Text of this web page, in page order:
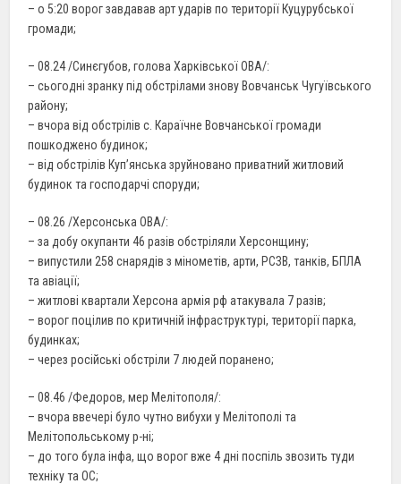
– о 5:20 ворог завдавав арт ударів по території Куцурубської
громади;
– 08.24 /Синєгубов, голова Харківської ОВА/:
– сьогодні зранку під обстрілами знову Вовчанськ Чугуївського
району;
– вчора від обстрілів с. Караїчне Вовчанської громади
пошкоджено будинок;
– від обстрілів Куп’янська зруйновано приватний житловий
будинок та господарчі споруди;
– 08.26 /Херсонська ОВА/:
– за добу окупанти 46 разів обстріляли Херсонщину;
– випустили 258 снарядів з мінометів, арти, РСЗВ, танків, БПЛА
та авіації;
– житлові квартали Херсона армія рф атакувала 7 разів;
– ворог поцілив по критичній інфраструктурі, території парка,
будинках;
– через російські обстріли 7 людей поранено;
– 08.46 /Федоров, мер Мелітополя/:
– вчора ввечері було чутно вибухи у Мелітополі та
Мелітопольському р-ні;
– до того була інфа, що ворог вже 4 дні поспіль звозить туди
техніку та ОС;